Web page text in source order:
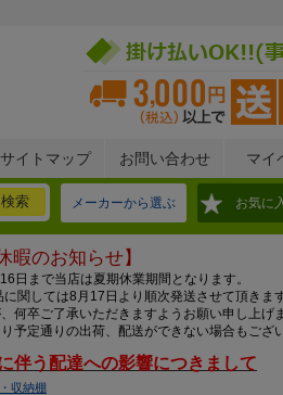
サイトマップ お問い合わせ マイ
メーカーから選ぶ お気に
暇のお知らせ】
日まで当店は夏期休業期間となります。
関しては8月17日より順次発送させて頂きま
何卒ご了承いただきますようお願い申し上げ
予定通りの出荷、配送ができない場合もござ
伴う配達への影響につきまして
収納棚